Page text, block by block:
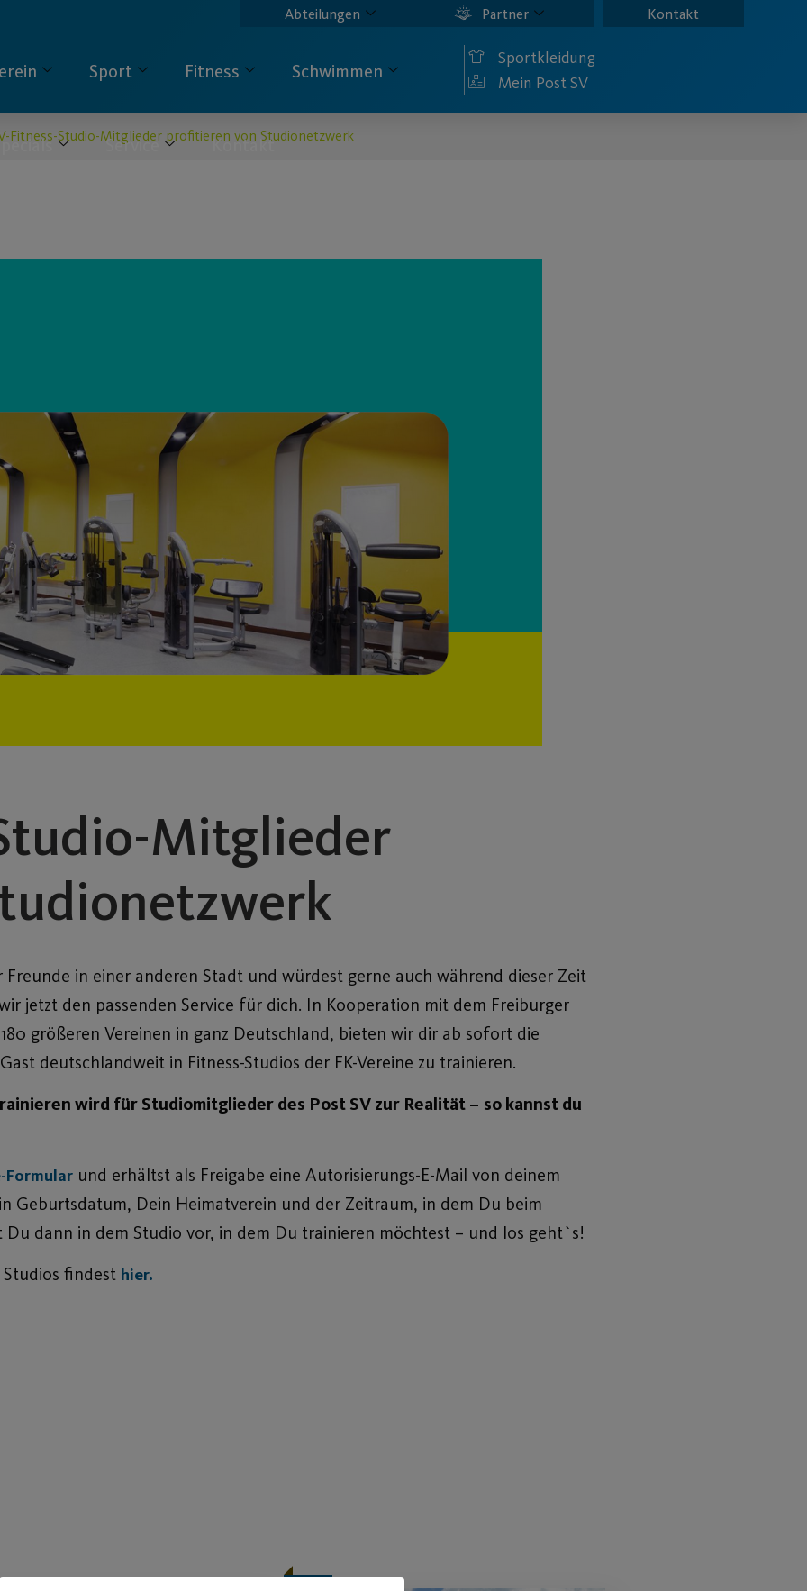
Abteilungen Partner Kontakt
Sport Fitness Schwimmen
Service Kontakt
Sportkleidung
Mein Post SV
Fitness-Studio-Mitglieder profitieren von Studionetzwerk
Mitglieder
in einer anderen Stadt und würdest gerne auch während dieser Zeit
jetzt den passenden Service für dich. In Kooperation mit dem Freiburger
größeren Vereinen in ganz Deutschland, bieten wir dir ab sofort die
deutschlandweit in Fitness-Studios der FK-Vereine zu trainieren.
wird für Studiomitglieder des Post SV zur Realität – so kannst du
Formular und erhältst als Freigabe eine Autorisierungs-E-Mail von deinem
Geburtsdatum, Dein Heimatverein und der Zeitraum, in dem Du beim
dann in dem Studio vor, in dem Du trainieren möchtest – und los geht`s!
findest hier.